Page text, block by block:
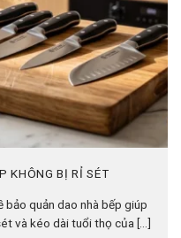
KHÔNG BỊ RỈ SÉT
bảo quản dao nhà bếp giúp
và kéo dài tuổi thọ của [...]